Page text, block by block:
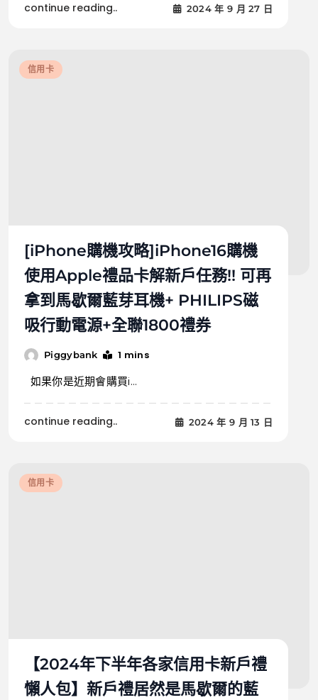
continue reading.. 2024 年 9 月 27 日
信用卡
[iPhone購機攻略]iPhone16購機
使用Apple禮品卡解新戶任務!! 可再
拿到馬歇爾藍芽耳機+ PHILIPS磁
吸行動電源+全聯1800禮券
Piggybank 1 mins
如果你是近期會購買i...
continue reading.. 2024 年 9 月 13 日
信用卡
【2024年下半年各家信用卡新戶禮
懶人包】新戶禮居然是馬歇爾的藍